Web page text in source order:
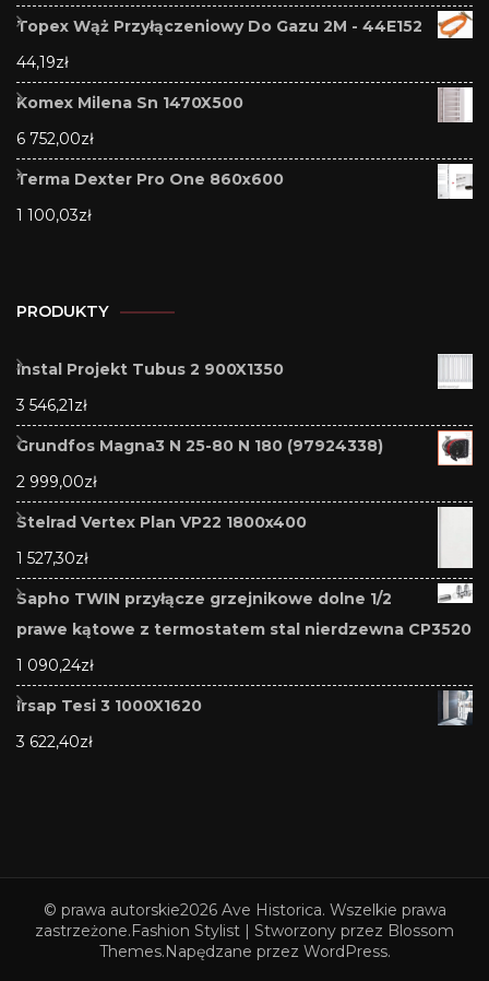
Topex Wąż Przyłączeniowy Do Gazu 2M - 44E152
44,19zł
Komex Milena Sn 1470X500
6 752,00zł
Terma Dexter Pro One 860x600
1 100,03zł
PRODUKTY
Instal Projekt Tubus 2 900X1350
3 546,21 zł
Grundfos Magna3 N 25-80 N 180 (97924338)
2 999,00zł
Stelrad Vertex Plan VP22 1800x400
1 527,30zł
Sapho TWIN przyłącze grzejnikowe dolne 1/2
prawe kątowe z termostatem stal nierdzewna CP3520
1 090,24zł
Irsap Tesi 3 1000X1620
3 622,40zł
© prawa autorskie2026 Ave Historica. Wszelkie prawa
zastrzeżone. Fashion Stylist | Stworzony przez Blossom
Themes.Napędzane przez WordPress.